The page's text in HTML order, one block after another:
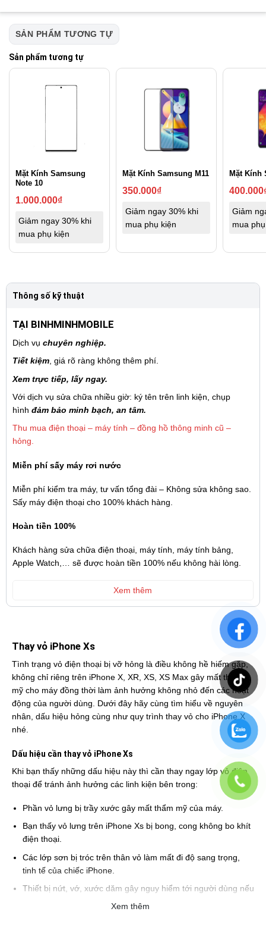
SẢN PHẨM TƯƠNG TỰ
Sản phẩm tương tự
Mặt Kính Samsung
Note 10
1.000.000₫
Giảm ngay 30% khi
mua phụ kiện
Mặt Kính Samsung M11
350.000₫
Giảm ngay 30% khi
mua phụ kiện
Mặt Kính
400.000
Giảm
mua
Thay vỏ iPhone Xs
Tình trạng vỏ điện thoại bị vỡ hỏng là điều không hề hiếm gặp,
không chỉ riêng trên iPhone X, XR, XS, XS Max gây mất thẩm
mỹ cho máy đồng thời làm ảnh hưởng không nhỏ đến các hoạt
động của người dùng. Dưới đây hãy cùng tìm hiểu về nguyên
nhân, dấu hiệu hỏng cùng như quy trình thay vỏ cho iPhone X
nhé.
Dấu hiệu cần thay vỏ iPhone Xs
Khi bạn thấy những dấu hiệu này thì cần thay ngay lớp vỏ điện
thoại để tránh ảnh hưởng các linh kiện bên trong:
Phần vỏ lưng bị trầy xước gây mất thẩm mỹ của máy.
Bạn thấy vỏ lưng trên iPhone Xs bị bong, cong không bo khít
điện thoại.
Các lớp sơn bị tróc trên thân vỏ làm mất đi độ sang trọng,
tinh tế của chiếc iPhone.
Thiết bị nứt, vớ, xước dăm gây nguy hiểm tới người dùng nếu
không thay sửa kịp thời.
Xem thêm
Thông số kỹ thuật
TẠI BINHMINHMOBILE
Dịch vụ chuyên nghiệp.
Tiết kiệm, giá rõ ràng không thêm phí.
Xem trực tiếp, lấy ngay.
Với dịch vụ sửa chữa nhiều giờ: ký tên trên linh kiện, chụp
hình đảm bảo minh bạch, an tâm.
Thu mua điện thoại – máy tính – đồng hồ thông minh cũ –
hỏng.
Miễn phí sấy máy rơi nước
Miễn phí kiểm tra máy, tư vấn tổng đài – Không sửa không sao.
Sấy máy điện thoại cho 100% khách hàng.
Hoàn tiền 100%
Khách hàng sửa chữa điện thoại, máy tính, máy tính bảng,
Apple Watch,… sẽ được hoàn tiền 100% nếu không hài lòng.
Xem thêm